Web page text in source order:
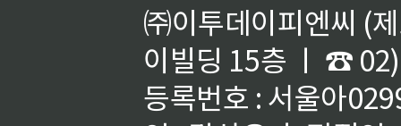
㈜이투데이피엔씨 (
이빌딩 15층 ㅣ ☎
등록번호 : 서울아